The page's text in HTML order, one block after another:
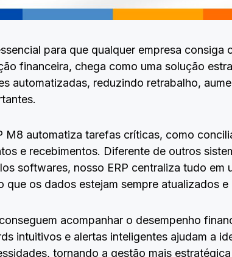
para que qualquer empresa consiga
financeira, chega como uma solução
automatizadas, reduzindo retrabalho,
M8 automatiza tarefas críticas, como
e recebimentos. Diferente de outros
softwares, nosso ERP centraliza tudo em
os dados estejam sempre atualizados
acompanhar o desempenho
intuitivos e alertas inteligentes ajudam a
tornando a gestão mais